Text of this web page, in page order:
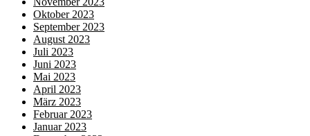
Oktober 2023
September 2023
August 2023
Juli 2023
Juni 2023
Mai 2023
April 2023
März 2023
Februar 2023
Januar 2023